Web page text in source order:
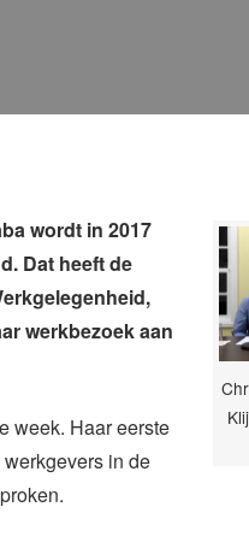
wordt in 2017
Dat heeft de
werkbezoek aan
week. Haar eerste
in de